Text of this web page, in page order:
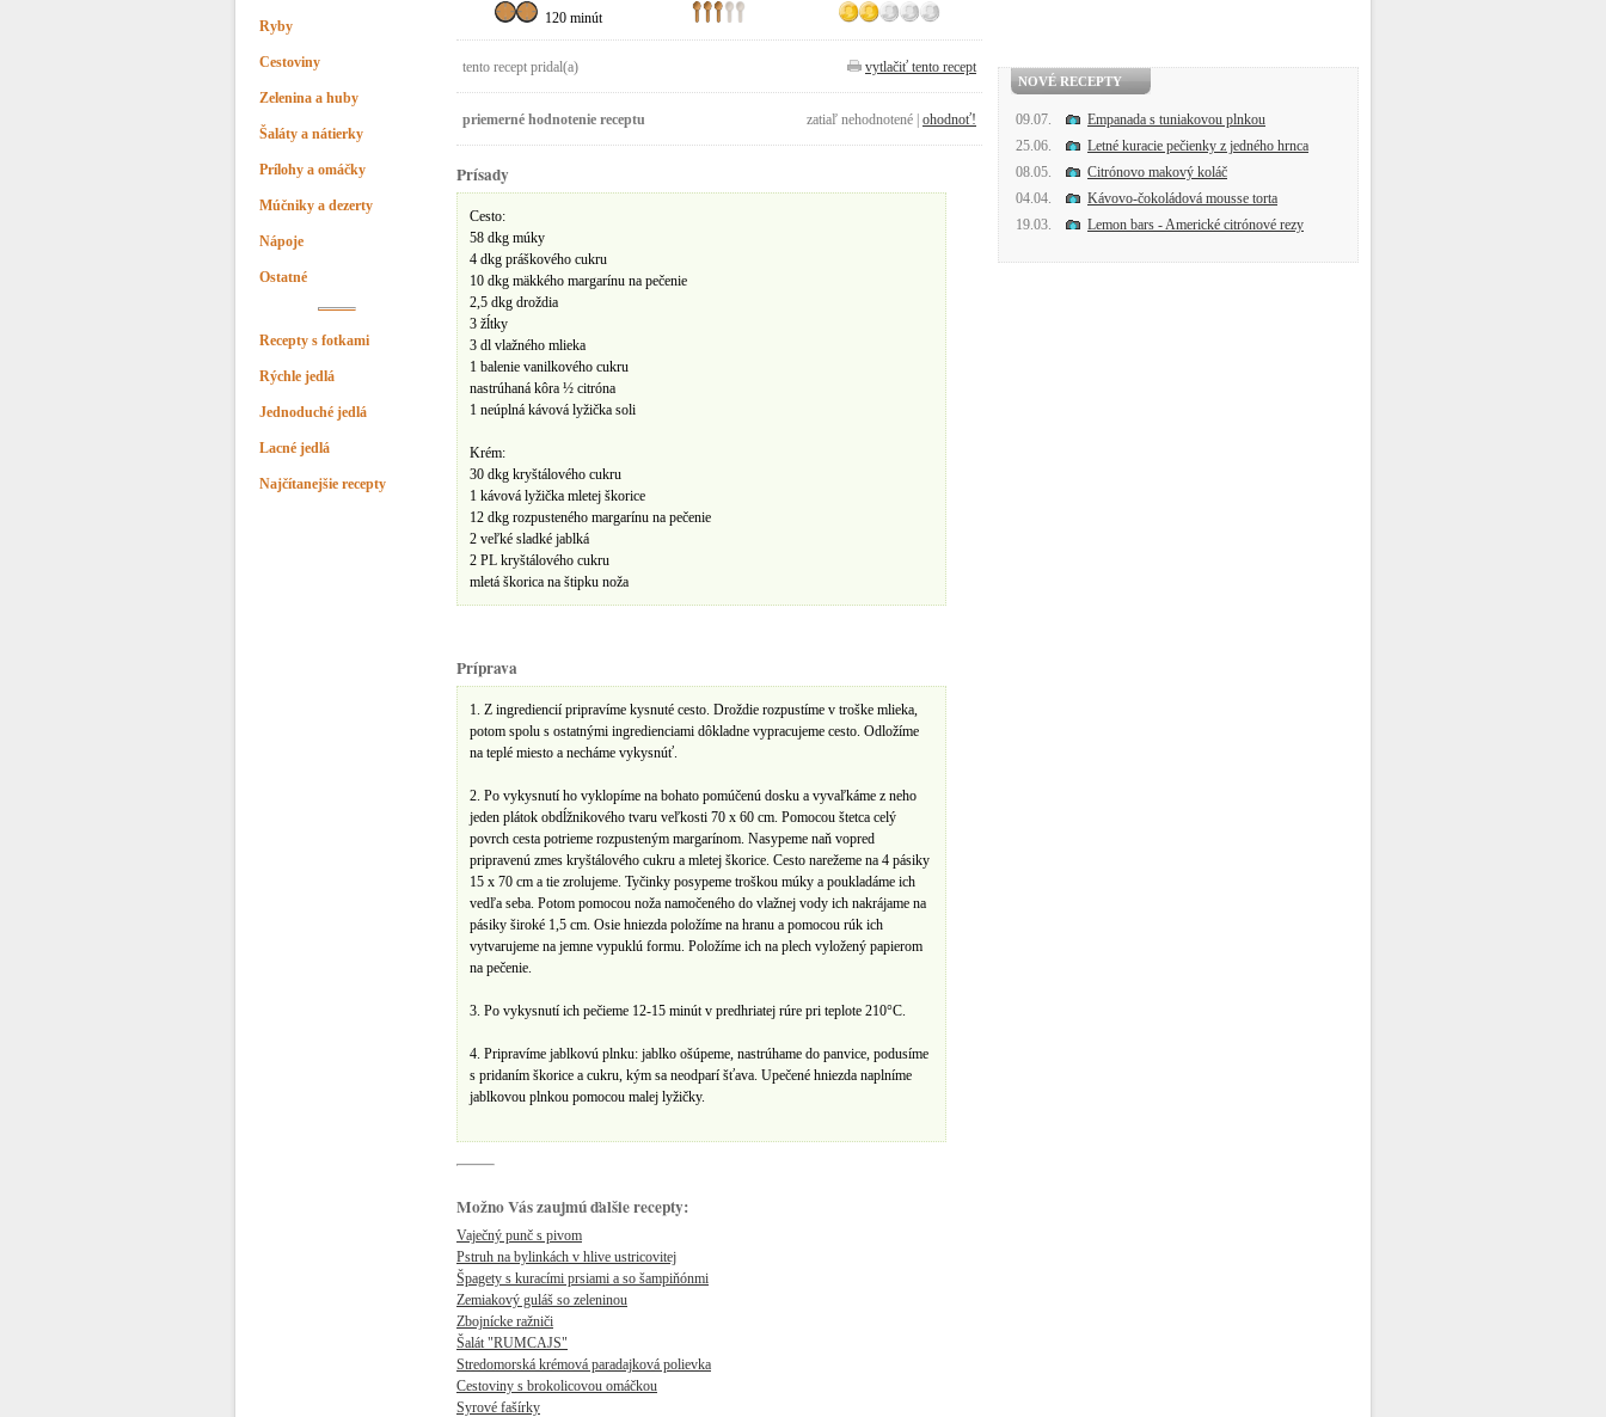
Ryby
Cestoviny
Zelenina a huby
Šaláty a nátierky
Prílohy a omáčky
Múčniky a dezerty
Nápoje
Ostatné
Recepty s fotkami
Rýchle jedlá
Jednoduché jedlá
Lacné jedlá
Najčítanejšie recepty
120 minút
tento recept pridal(a) vytlačiť tento recept
priemerné hodnotenie receptu zatiaľ nehodnotené | ohodnoť!
Prísady
Cesto:
58 dkg múky
4 dkg práškového cukru
10 dkg mäkkého margarínu na pečenie
2,5 dkg droždia
3 žĺtky
3 dl vlažného mlieka
1 balenie vanilkového cukru
nastrúhaná kôra ½ citróna
1 neúplná kávová lyžička soli
Krém:
30 dkg kryštálového cukru
1 kávová lyžička mletej škorice
12 dkg rozpusteného margarínu na pečenie
2 veľké sladké jablká
2 PL kryštálového cukru
mletá škorica na štipku noža
Príprava
1. Z ingrediencií pripravíme kysnuté cesto. Droždie rozpustíme v troške mlieka,
potom spolu s ostatnými ingredienciami dôkladne vypracujeme cesto. Odložíme
na teplé miesto a necháme vykysnúť.
2. Po vykysnutí ho vyklopíme na bohato pomúčenú dosku a vyvaľkáme z neho
jeden plátok obdĺžnikového tvaru veľkosti 70 x 60 cm. Pomocou štetca celý
povrch cesta potrieme rozpusteným margarínom. Nasypeme naň vopred
pripravenú zmes kryštálového cukru a mletej škorice. Cesto narežeme na 4 pásiky
15 x 70 cm a tie zrolujeme. Tyčinky posypeme troškou múky a poukladáme ich
vedľa seba. Potom pomocou noža namočeného do vlažnej vody ich nakrájame na
pásiky široké 1,5 cm. Osie hniezda položíme na hranu a pomocou rúk ich
vytvarujeme na jemne vypuklú formu. Položíme ich na plech vyložený papierom
na pečenie.
3. Po vykysnutí ich pečieme 12-15 minút v predhriatej rúre pri teplote 210°C.
4. Pripravíme jablkovú plnku: jablko ošúpeme, nastrúhame do panvice, podusíme
s pridaním škorice a cukru, kým sa neodparí šťava. Upečené hniezda naplníme
jablkovou plnkou pomocou malej lyžičky.
Možno Vás zaujmú ďalšie recepty:
Vaječný punč s pivom
Pstruh na bylinkách v hlive ustricovitej
Špagety s kuracími prsiami a so šampiňónmi
Zemiakový guláš so zeleninou
Zbojnícke ražniči
Šalát "RUMCAJS"
Stredomorská krémová paradajková polievka
Cestoviny s brokolicovou omáčkou
Syrové fašírky
NOVÉ RECEPTY
09.07.
Empanada s tuniakovou plnkou
25.06.
Letné kuracie pečienky z jedného hrnca
08.05.
Citrónovo makový koláč
04.04.
Kávovo-čokoládová mousse torta
19.03.
Lemon bars - Americké citrónové rezy